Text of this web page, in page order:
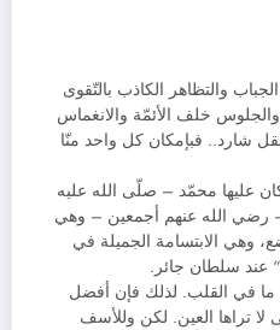
والتظاهر الكاذب بالتّقوى
خلف الأئمّة والانغماس
شارد.. فبإمكان كل واحد منّا
عليها محمّد – صلّى الله عليه
رضي الله عنهم أجمعين – وهي
وهي الابتسامة الجميلة في
عند سلطان جائر.
ما في القلب. لذلك فإن أفضل
لا تراها العين. لكن وللأسف